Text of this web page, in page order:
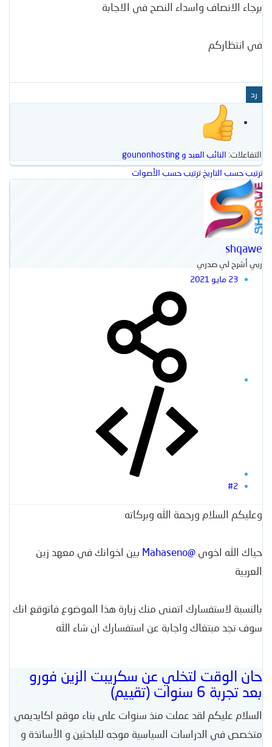
برجاء الانصاف واسداء النصح في الاجابة
في انتظاركم
رد
التفاعلات: النائب العبد و gounonhosting
ترتيب حسب التاريخ ترتيب حسب الأصوات
shqawe
ربي أشرح لي صدري
23 مايو 2021
#2
وعليكم السلام ورحمة الله وبركاته
حياك الله اخوي @Mahaseno
بين اخوانك في معهد زين
العربية
بالنسبة ﻻستفسارك اتمنى منك زيارة هذا الموضوع فاتوقع انك
سوف تجد مبتغاك واجابة عن استفسارك ان شاء الله
حان الوقت لتخلي عن سكريبت الزين فورو
بعد تجربة 6 سنوات (تقييم)
السلام عليكم لقد عملت منذ سنوات على بناء موقع اكايديمي
متخصص في الدراسات السياسية موجه للباحثين و الأساتذة و